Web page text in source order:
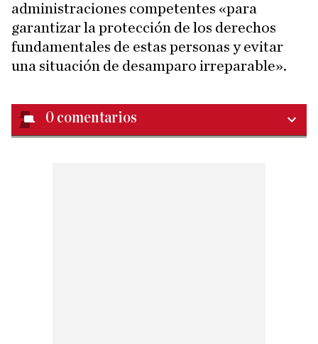
administraciones competentes «para
garantizar la protección de los derechos
fundamentales de estas personas y evitar
una situación de desamparo irreparable».
0 comentarios